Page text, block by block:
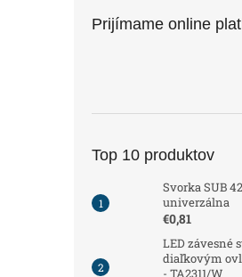
Prijímame online
Top 10 produktov
Svorka SUB
univerzálna
€0,81
LED závesné
diaľkovým
- TA2311/W